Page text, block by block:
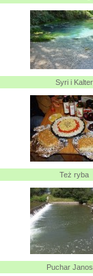
Syri i Kalter
Też ryba
Puchar